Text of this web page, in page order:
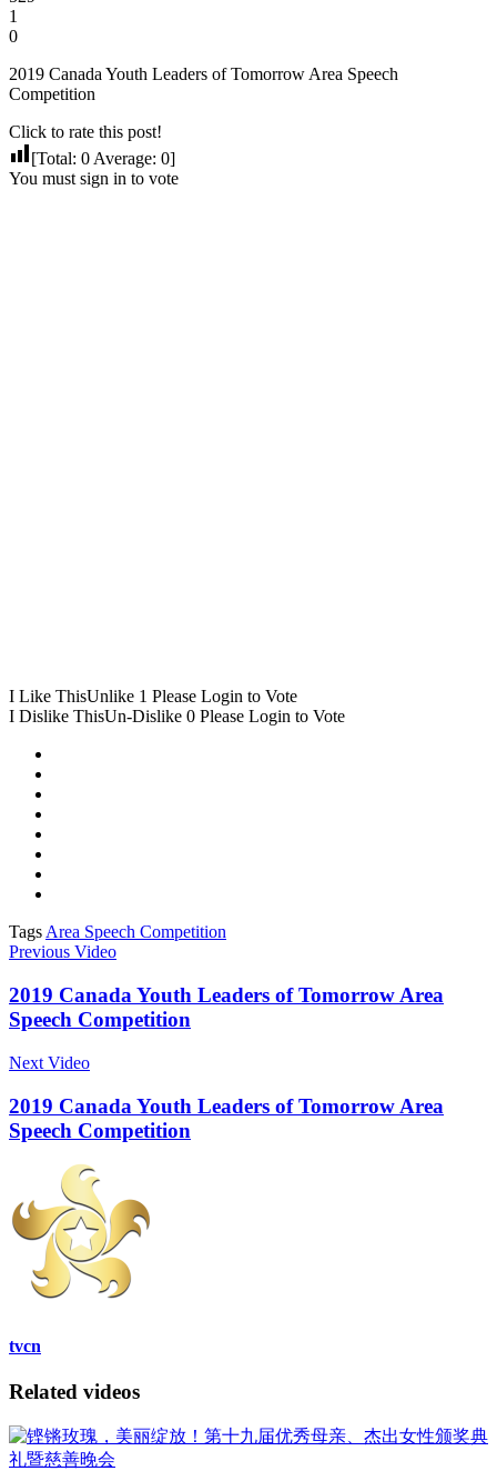
1
0
2019 Canada Youth Leaders of Tomorrow Area Speech
Competition
Click to rate this post!
[Total: 0 Average: 0]
You must sign in to vote
I Like ThisUnlike 1 Please Login to Vote
I Dislike ThisUn-Dislike 0 Please Login to Vote
Tags Area Speech Competition
Previous Video
2019 Canada Youth Leaders of Tomorrow Area
Speech Competition
Next Video
2019 Canada Youth Leaders of Tomorrow Area
Speech Competition
tvcn
Related videos